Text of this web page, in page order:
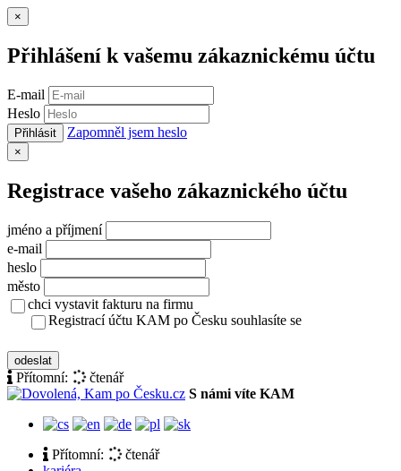
×
Přihlášení k vašemu zákaznickému účtu
E-mail
Heslo
Přihlásit Zapomněl jsem heslo
×
Registrace vašeho zákaznického účtu
jméno a příjmení
e-mail
heslo
město
chci vystavit fakturu na firmu
Registrací účtu KAM po Česku souhlasíte se
odeslat
Přítomní:
čtenář
S námi víte KAM
Přítomní:
čtenář